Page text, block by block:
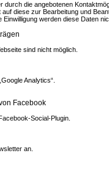
durch die angebotenen
diese zur Bearbeitung und
werden diese Daten
sind nicht möglich.
Analytics“.
Facebook
Social-Plugin.
an.